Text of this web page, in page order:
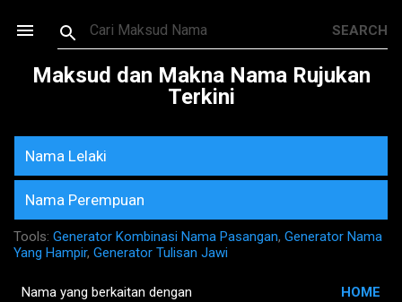
Skip to main content
Maksud dan Makna Nama Rujukan
Terkini
Nama Lelaki
Nama Perempuan
Tools: Generator Kombinasi Nama Pasangan, Generator Nama
Yang Hampir, Generator Tulisan Jawi
Nama yang berkaitan dengan HOME